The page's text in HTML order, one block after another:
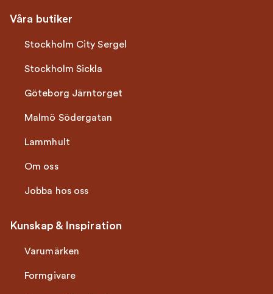
Våra butiker
Stockholm City Sergel
Stockholm Sickla
Göteborg Järntorget
Malmö Södergatan
Lammhult
Om oss
Jobba hos oss
Kunskap & Inspiration
Varumärken
Formgivare